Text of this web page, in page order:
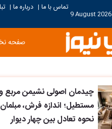
9 August 2026
تماس با ما | درباره ما |
صفحه
چیدمان اصولی نشیمن مربع
مستطیل؛ اندازه فرش،
نحوه تعادل بین چهار دیوار